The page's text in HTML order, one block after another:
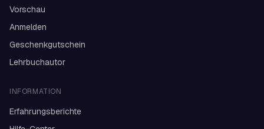
Vorschau
Anmelden
Geschenkgutschein
Lehrbuchautor
INFORMATION
Erfahrungsberichte